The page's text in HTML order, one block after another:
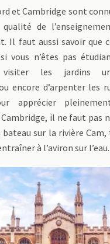
et Cambridge sont
de
Il faut aussi savoir que
vous n’êtes pas
les jardins
encore d’arpenter les
apprécier
il ne faut pas
sur la rivière
à l’aviron sur l’eau.